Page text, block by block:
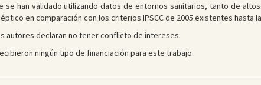
se han validado utilizando datos de entornos sanitarios, tanto de
en comparación con los criterios IPSCC de 2005 existentes hasta
autores declaran no tener conflicto de intereses.
ningún tipo de financiación para este trabajo.